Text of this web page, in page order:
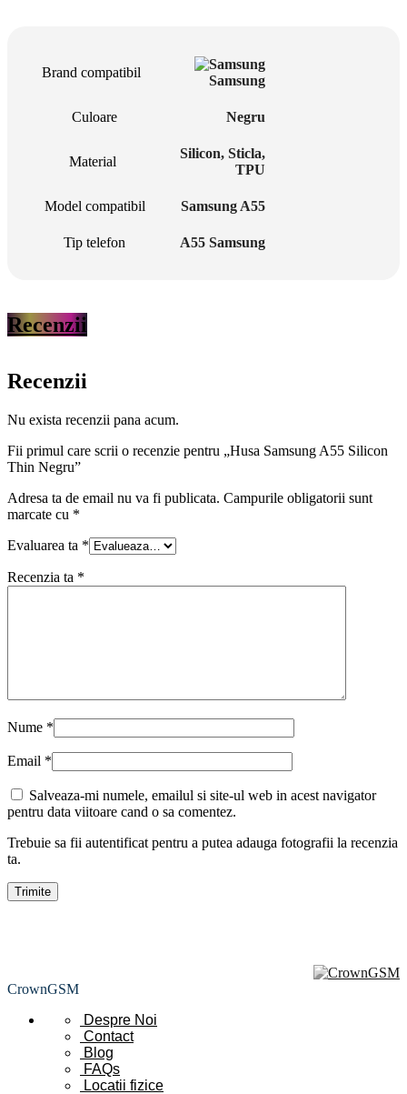
Brand compatibil
Samsung
Culoare Negru
Material
Silicon, Sticla,
TPU
Model compatibil Samsung A55
Tip telefon A55 Samsung
Recenzii
Recenzii
Nu exista recenzii pana acum.
Fii primul care scrii o recenzie pentru „Husa Samsung A55 Silicon
Thin Negru”
Adresa ta de email nu va fi publicata. Campurile obligatorii sunt
marcate cu *
Evaluarea ta *
Recenzia ta *
Nume *
Email *
Salveaza-mi numele, emailul si site-ul web in acest navigator
pentru data viitoare cand o sa comentez.
Trebuie sa fii autentificat pentru a putea adauga fotografii la recenzia
ta.
CrownGSM
Despre Noi
Contact
Blog
FAQs
Locatii fizice